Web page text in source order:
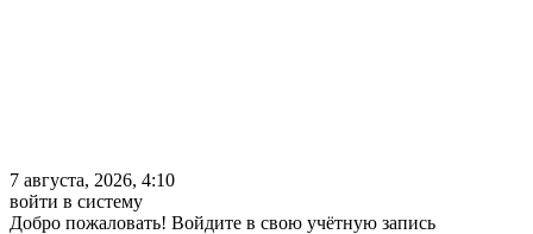
7 августа, 2026, 4:10
войти в систему
Добро пожаловать! Войдите в свою учётную запись